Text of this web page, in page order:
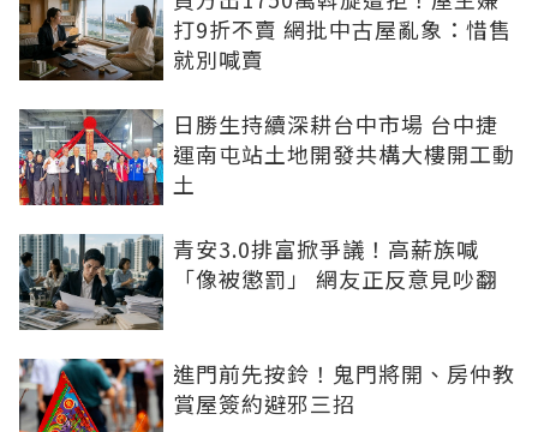
打9折不賣 網批中古屋亂象：惜售
就別喊賣
日勝生持續深耕台中市場 台中捷
運南屯站土地開發共構大樓開工動
土
青安3.0排富掀爭議！高薪族喊
「像被懲罰」 網友正反意見吵翻
進門前先按鈴！鬼門將開、房仲教
賞屋簽約避邪三招